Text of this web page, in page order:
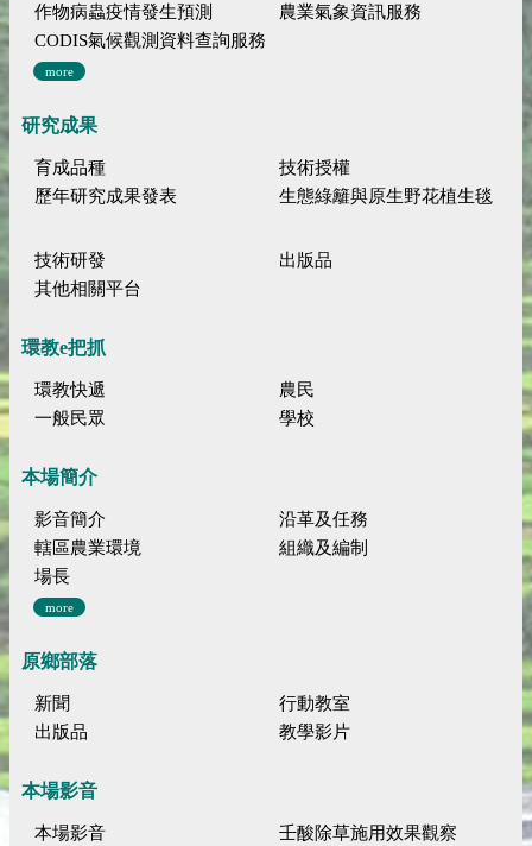
作物病蟲疫情發生預測
農業氣象資訊服務
CODIS氣候觀測資料查詢服務
more
研究成果
育成品種
技術授權
歷年研究成果發表
生態綠籬與原生野花植生毯
技術研發
出版品
其他相關平台
環教e把抓
環教快遞
農民
一般民眾
學校
本場簡介
影音簡介
沿革及任務
轄區農業環境
組織及編制
場長
more
原鄉部落
新聞
行動教室
出版品
教學影片
本場影音
本場影音 壬酸除草施用效果觀察